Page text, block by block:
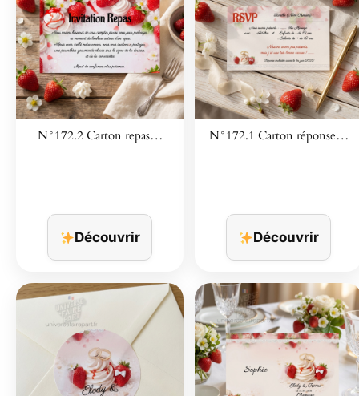
N°172.2 Carton repas…
Découvrir
N°172.1 Carton réponse…
Découvrir